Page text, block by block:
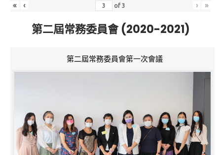
« ‹ of3 › »
第二屆常務委員會 (2020-2021)
第二屆常務委員會第一次會議